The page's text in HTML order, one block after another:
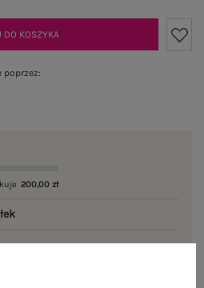
DO KOSZYKA
poprzez:
200,00 zł